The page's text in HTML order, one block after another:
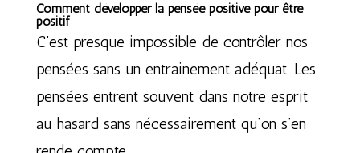
Comment développer la pensée positive pour être
positif
C’est presque impossible de contrôler nos
pensées sans un entrainement adéquat. Les
pensées entrent souvent dans notre esprit
au hasard sans nécessairement qu’on s’en